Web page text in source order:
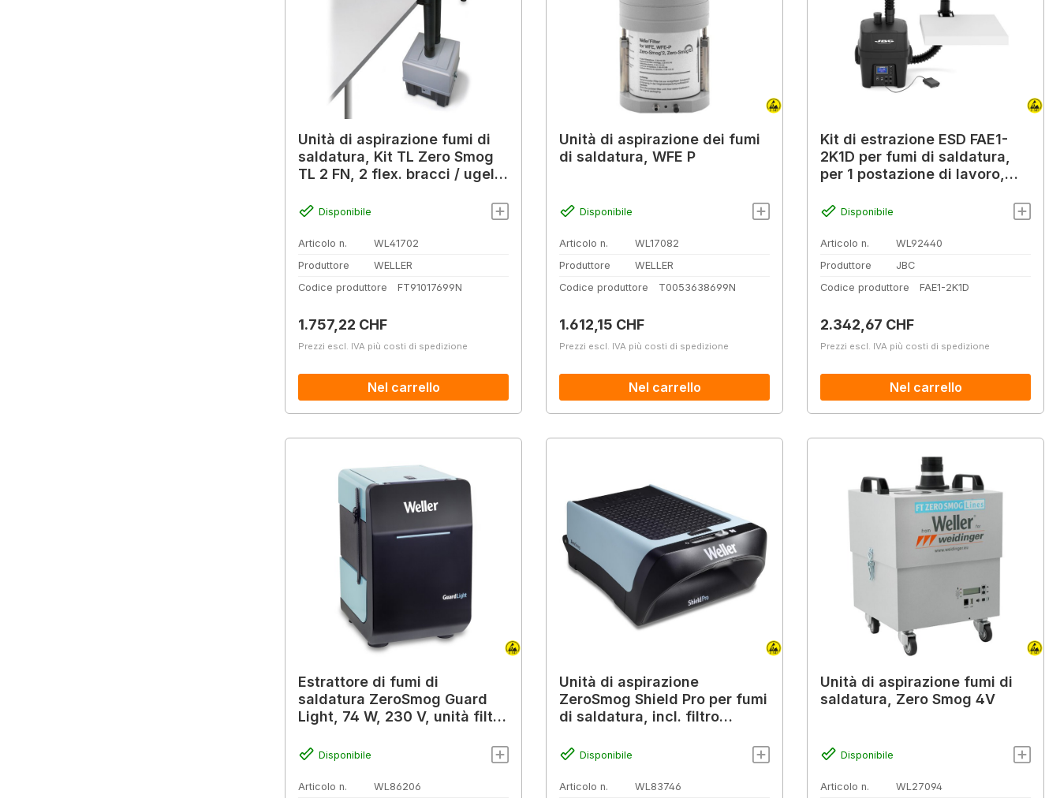
Unità di aspirazione fumi di
saldatura, Kit TL Zero Smog
TL 2 FN, 2 flex. bracci / ugelli
Disponibile
Articolo n.
WL41702
Produttore
WELLER
Codice produttore
FT91017699N
Prezzo normale:
1.757,22 CHF
Prezzi escl. IVA più costi di spedizione
Nel carrello
Unità di aspirazione dei fumi
di saldatura, WFE P
Disponibile
Articolo n.
WL17082
Produttore
WELLER
Codice produttore
T0053638699N
Prezzo normale:
1.612,15 CHF
Prezzi escl. IVA più costi di spedizione
Nel carrello
Kit di estrazione ESD FAE1-
2K1D per fumi di saldatura,
per 1 postazione di lavoro,
Disponibile
Articolo n.
WL92440
Produttore
JBC
Codice produttore
FAE1-2K1D
Prezzo normale:
2.342,67 CHF
Prezzi escl. IVA più costi di spedizione
Nel carrello
Estrattore di fumi di
saldatura ZeroSmog Guard
Light, 74 W, 230 V, unità filtro
Disponibile
Articolo n. WL86206
Unità di aspirazione
ZeroSmog Shield Pro per fumi
di saldatura, incl. filtro
Disponibile
Articolo n. WL83746
Unità di aspirazione fumi di
saldatura, Zero Smog 4V
Disponibile
Articolo n. WL27094